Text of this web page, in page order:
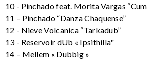
10 - Pinchado feat. Morita Vargas
11 – Pinchado “Danza Chaquense”
12 - Nieve Volcanica “Tarkadub”
13 - Reservoir dUb « Ipsithilla"
14 – Mellem « Dubbig »